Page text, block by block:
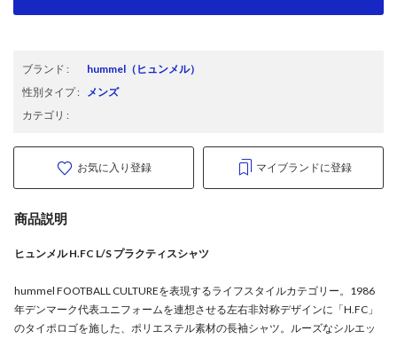
ブランド : hummel （ヒュンメル）
性別タイプ: メンズ
カテゴリ :
お気に入り登録 マイブランドに登録
商品説明
ヒュンメル H.FC L/S プラクティスシャツ
hummel FOOTBALL CULTUREを表現するライフスタイルカテゴリー。1986
年デンマーク代表ユニフォームを連想させる左右非対称デザインに「H.FC」
のタイポロゴを施した、ポリエステル素材の長袖シャツ。ルーズなシルエッ